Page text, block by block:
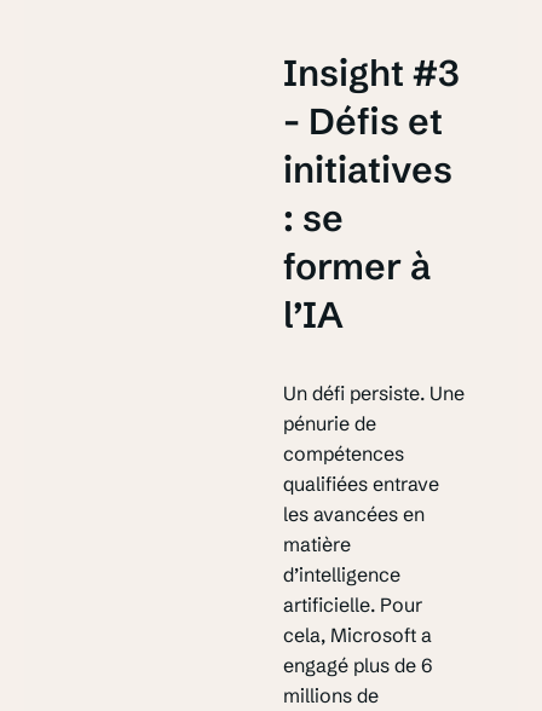
Insight #3
- Défis et
initiatives
: se
former à
l’IA
Un défi persiste. Une
pénurie de
compétences
qualifiées entrave
les avancées en
matière
d’intelligence
artificielle. Pour
cela, Microsoft a
engagé plus de 6
millions de